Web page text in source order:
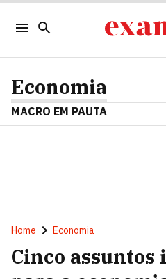
Economia
MACRO EM PAUTA
Home Economia
Cinco